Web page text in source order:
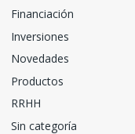
Financiación
Inversiones
Novedades
Productos
RRHH
Sin categoría